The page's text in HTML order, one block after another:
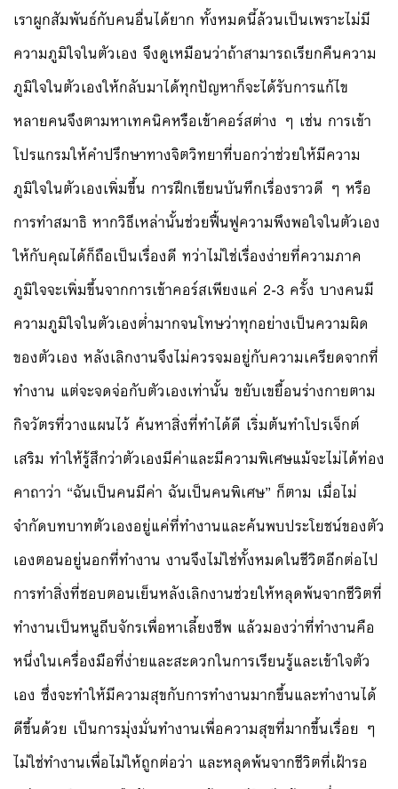
เราผูกสัมพันธ์กับคนอื่นได้ยาก ทั้งหมดนี้ล้วนเป็นเพราะไม่มี
ความภูมิใจในตัวเอง จึงดูเหมือนว่าถ้าสามารถเรียกคืนความ
ภูมิใจในตัวเองให้กลับมาได้ทุกปัญหาก็จะได้รับการแก้ไข
หลายคนจึงตามหาเทคนิคหรือเข้าคอร์สต่าง ๆ เช่น การเข้า
โปรแกรมให้คำปรึกษาทางจิตวิทยาที่บอกว่าช่วยให้มีความ
ภูมิใจในตัวเองเพิ่มขึ้น การฝึกเขียนบันทึกเรื่องราวดี ๆ หรือ
การทำสมาธิ หากวิธีเหล่านั้นช่วยฟื้นฟูความพึงพอใจในตัวเอง
ให้กับคุณได้ก็ถือเป็นเรื่องดี ทว่าไม่ใช่เรื่องง่ายที่ความภาค
ภูมิใจจะเพิ่มขึ้นจากการเข้าคอร์สเพียงแค่ 2-3 ครั้ง บางคนมี
ความภูมิใจในตัวเองต่ำมากจนโทษว่าทุกอย่างเป็นความผิด
ของตัวเอง หลังเลิกงานจึงไม่ควรจมอยู่กับความเครียดจากที่
ทำงาน แต่จะจดจ่อกับตัวเองเท่านั้น ขยับเขยื้อนร่างกายตาม
กิจวัตรที่วางแผนไว้ ค้นหาสิ่งที่ทำได้ดี เริ่มต้นทำโปรเจ็กต์
เสริม ทำให้รู้สึกว่าตัวเองมีค่าและมีความพิเศษแม้จะไม่ได้ท่อง
คาถาว่า “ฉันเป็นคนมีค่า ฉันเป็นคนพิเศษ” ก็ตาม เมื่อไม่
จำกัดบทบาทตัวเองอยู่แค่ที่ทำงานและค้นพบประโยชน์ของตัว
เองตอนอยู่นอกที่ทำงาน งานจึงไม่ใช่ทั้งหมดในชีวิตอีกต่อไป
การทำสิ่งที่ชอบตอนเย็นหลังเลิกงานช่วยให้หลุดพ้นจากชีวิตที่
ทำงานเป็นหนูถีบจักรเพื่อหาเลี้ยงชีพ แล้วมองว่าที่ทำงานคือ
หนึ่งในเครื่องมือที่ง่ายและสะดวกในการเรียนรู้และเข้าใจตัว
เอง ซึ่งจะทำให้มีความสุขกับการทำงานมากขึ้นและทำงานได้
ดีขึ้นด้วย เป็นการมุ่งมั่นทำงานเพื่อความสุขที่มากขึ้นเรื่อย ๆ
ไม่ใช่ทำงานเพื่อไม่ให้ถูกต่อว่า และหลุดพ้นจากชีวิตที่เฝ้ารอ